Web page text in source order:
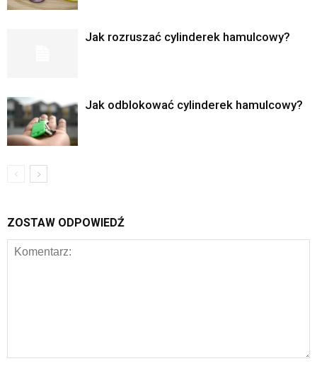
Jak rozruszać cylinderek hamulcowy?
Jak odblokować cylinderek hamulcowy?
ZOSTAW ODPOWIEDŹ